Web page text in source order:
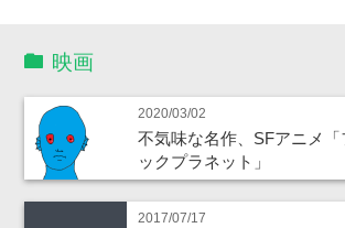
映画
2020/03/02
不気味な名作、SFアニメ「
ックプラネット」
2017/07/17